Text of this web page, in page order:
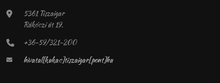
5361 Tiszaigar
Rákóczi út 19.
+36-59/321-200
hivatal[kukac]tiszaigar[pont]hu